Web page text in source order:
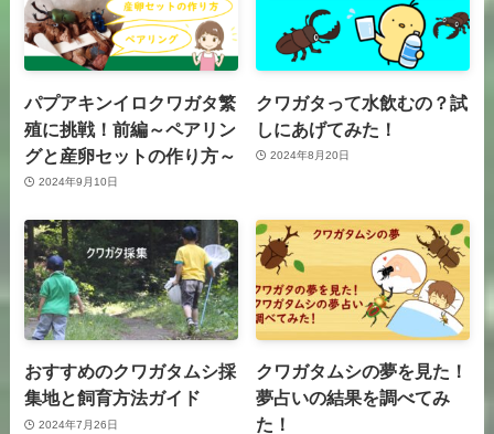
パプアキンイロクワガタ繁
殖に挑戦！前編～ペアリン
グと産卵セットの作り方～
2024年9月10日
クワガタって水飲むの？試
しにあげてみた！
2024年8月20日
おすすめのクワガタムシ採
集地と飼育方法ガイド
2024年7月26日
クワガタムシの夢を見た！
夢占いの結果を調べてみ
た！